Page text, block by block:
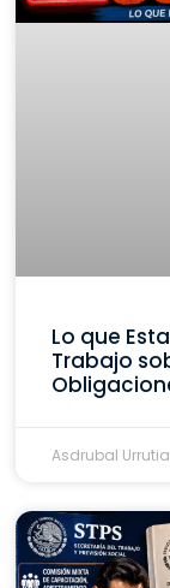
Lo que
Trabajo
Asdrubal Urrutia